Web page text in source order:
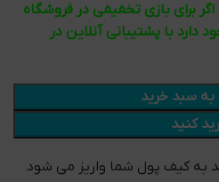
اگر برای بازی تخفیفی در فروشگاه
با پشتیبانی آنلاین در
به سبد خرید
کنید